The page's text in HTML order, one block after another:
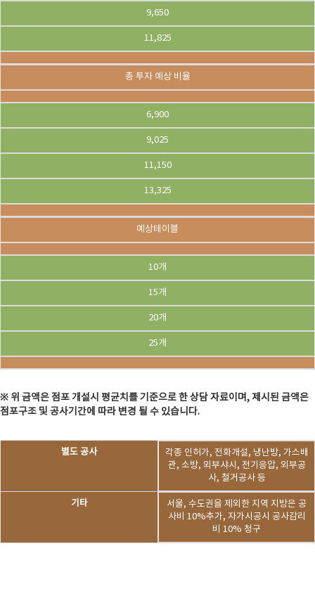
9,650
11,825
총 투자 예상 비율
6,900
9,025
11,150
13,325
예상테이블
10개
15개
20개
25개
※ 위 금액은 점포 개설시 평균치를 기준으로 한 상담 자료이며, 제시된 금액은
점포구조 및 공사기간에 따라 변경 될 수 있습니다.
별도 공사
각종 인허가, 전화개설, 냉난방, 가스배
관, 소방, 외부샤시, 전기응압, 외부공
사, 철거공사 등
기타
서울, 수도권을 제외한 지역 지방은 공
사비 10%추가, 자가시공시 공사감리
비 10% 청구